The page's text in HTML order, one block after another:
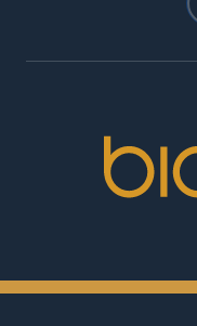
Cinemas